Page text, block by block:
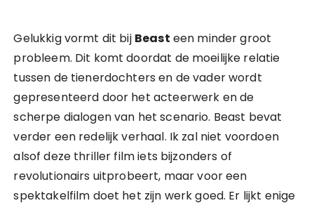
Gelukkig vormt dit bij Beast een minder groot
probleem. Dit komt doordat de moeilijke relatie
tussen de tienerdochters en de vader wordt
gepresenteerd door het acteerwerk en de
scherpe dialogen van het scenario. Beast bevat
verder een redelijk verhaal. Ik zal niet voordoen
alsof deze thriller film iets bijzonders of
revolutionairs uitprobeert, maar voor een
spektakelfilm doet het zijn werk goed. Er lijkt enige